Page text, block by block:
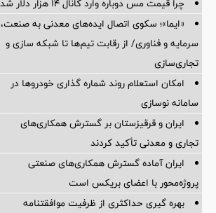
«ایما»؛ سکوی اتصال ایده‌های معدنی به صنعت،
سرمایه و فناوری/ از رقابت تیم‌ها تا شبکه سازی و
تجاری‌سازی
امکان استعلام روند شماره گذاری خودروها در
سامانه نوسازی
ایران و قرقیزستان بر گسترش همکاری‌های
تجاری و معدنی تأکید کردند
ایران آماده گسترش همکاری‌های صنعتی
پروژه‌محور با اعضای بریکس است
بهره گیری حداکثری از ظرفیت موافقتنامه